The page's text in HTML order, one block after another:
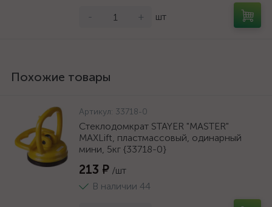
- + шт
Похожие товары
Артикул: 33718-0
Стеклодомкрат STAYER "MASTER"
MAXLift, пластмассовый, одинарный
мини, 5кг {33718-0}
213 ₽ /шт
В наличии 44